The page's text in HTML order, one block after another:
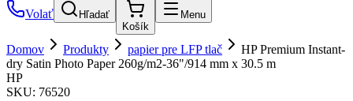
Volať
Hľadať
Košík
Menu
Domov Produkty papier pre LFP tlač
HP Premium Instant-
dry Satin Photo Paper 260g/m2-36"/914 mm x 30.5 m
HP
SKU: 76520